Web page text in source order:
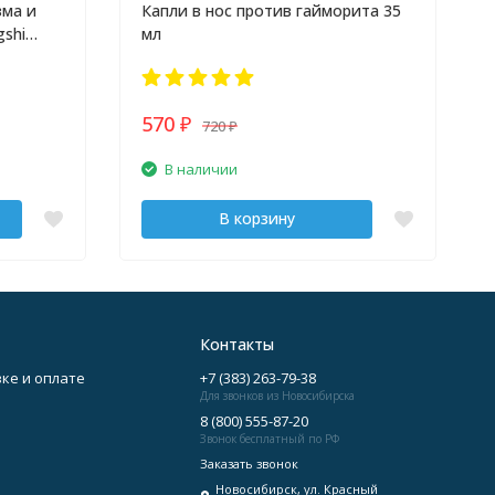
и
Капли в нос против гайморита 35
мл
570 ₽ 720₽
В наличии
В корзину
и оплате
Контакты
+7 (383) 263-79-38
Для звонков из Новосибирска
8 (800) 555-87-20
Звонок бесплатный по РФ
Заказать звонок
Новосибирск, ул. Красный